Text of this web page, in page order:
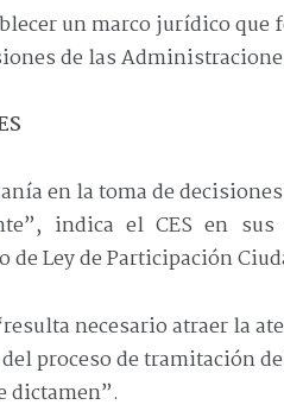
un marco jurídico
de las
en la toma de
indica el CES en
Ley de Participación
necesario atraer la
proceso de tramitación
dictamen”.